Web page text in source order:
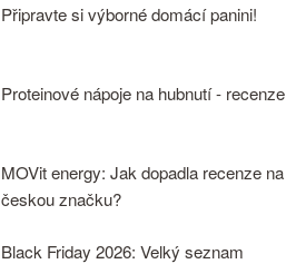
Připravte si výborné domácí panini!
Proteinové nápoje na hubnutí - recenze
MOVit energy: Jak dopadla recenze na
českou značku?
Black Friday 2026: Velký seznam